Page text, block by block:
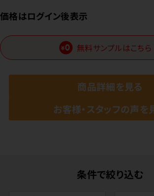
価格はログイン後表示
無料サンプルはこちら
商品詳細を見る
お客様・スタッフの声を
条件で絞り込む